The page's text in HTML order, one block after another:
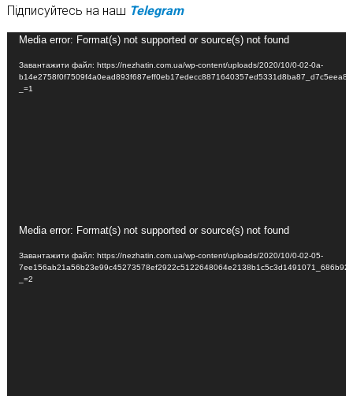
Підписуйтесь на наш Telegram
Відеопрогравач
Media error: Format(s) not supported or source(s) not found
Завантажити файл: https://nezhatin.com.ua/wp-content/uploads/2020/10/0-02-0a-
_=1
Відеопрогравач
Media error: Format(s) not supported or source(s) not found
Завантажити файл: https://nezhatin.com.ua/wp-content/uploads/2020/10/0-02-05-
_=2